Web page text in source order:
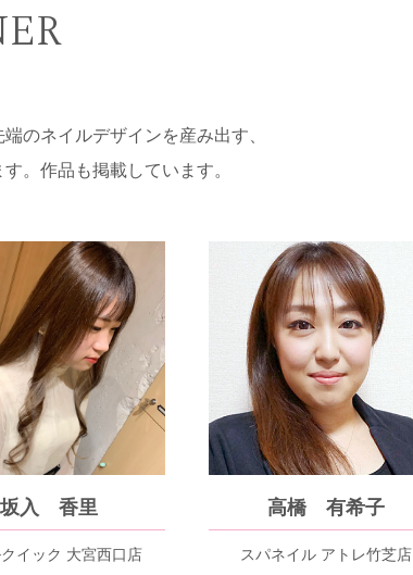
のネイルデザインを産み出す、
。作品も掲載しています。
坂入 香里
イック 大宮西口店
高橋 有希子
スパネイル アトレ竹芝店